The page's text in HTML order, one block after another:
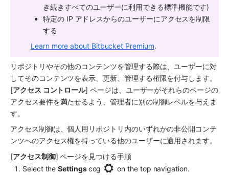
き続きすべてのユーザーに利用できる標準機能です)
特定の IP アドレスからのユーザーにアクセスを制限
する
Learn more about Bitbucket Premium.
リポジトリやその他のコンテンツを管理する際は、ユーザーに対
してそのコンテンツを表示、更新、管理する権限を付与します。
[アクセス コントロール] ページは、ユーザーがそれらのページの
アクセス要件を満たせるよう、管理者に別の制御レベルを与えま
す。
アクセス制御は、個人用リポジトリ内のいずれかの非公開コンテ
ンツへのアクセス権を持っている他のユーザーに適用されます。
[アクセス制御] ページを見つける手順
Select the Settings cog
on the top navigation.